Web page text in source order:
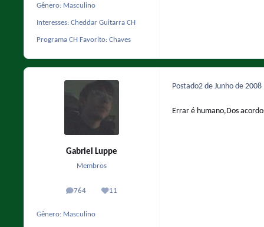
Gênero: Masculino
Interesses: Cheddar Guitarra CH
Programa CH Favorito: Chaves
Gabriel Luppe
Membros
764
posts 11
Reputação
Gênero: Masculino
Postado2 de Junho de 2008
Errar é humano,Dos